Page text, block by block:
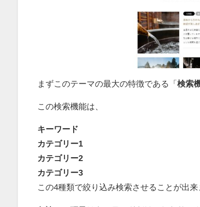
まずこのテーマの最大の特徴である「 検索
この検索機能は、
キーワード
カテゴリー1
カテゴリー2
カテゴリー3
この4種類で絞り込み検索させることが出来